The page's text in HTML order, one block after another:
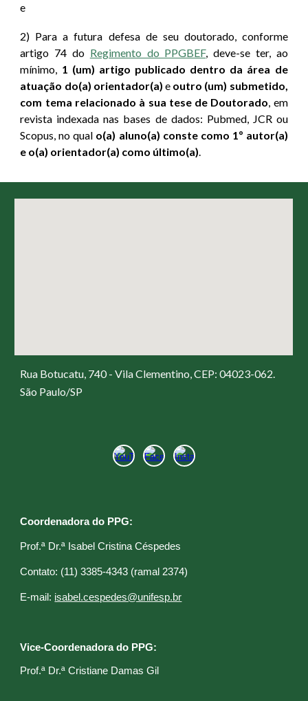
e
2) Para a futura defesa de seu doutorado, conforme
artigo 74 do Regimento do PPGBEF, deve-se ter, ao
mínimo, 1 (um) artigo publicado dentro da área de
atuação do(a) orientador(a) e outro (um) submetido,
com tema relacionado à sua tese de Doutorado, em
revista indexada nas bases de dados: Pubmed, JCR ou
Scopus, no qual o(a) aluno(a) conste como 1º autor(a)
e o(a) orientador(a) como último(a).
Rua Botucatu, 740 - Vila Clementino, CEP: 04023-062.
São Paulo/SP
Coordenadora do PPG:
Prof.ª Dr.ª Isabel Cristina Céspedes
Contato: (11) 3385-4343 (ramal 2374)
E-mail: isabel.cespedes@unifesp.br
Vice-Coordenadora do PPG:
Prof.ª Dr.ª Cristiane Damas Gil​